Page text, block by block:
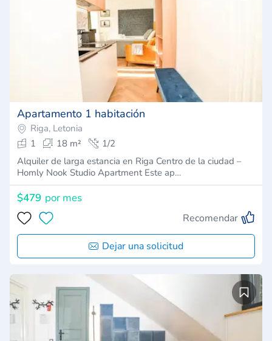
Apartamento 1 habitación
Riga, Letonia
1
18 m²
1/2
Alquiler de larga estancia en Riga Centro de la ciudad –
Homly Nook Studio Apartment Este ap…
$479 por mes
Recomendar
Dejar una solicitud